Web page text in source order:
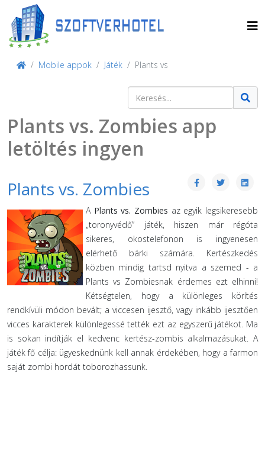
Mobile appok Játék Plants vs
Keresés
Plants vs. Zombies app
letöltés ingyen
Plants vs. Zombies
A Plants vs. Zombies az egyik legsikeresebb
„toronyvédő” játék, hiszen már régóta
sikeres, okostelefonon is ingyenesen
elérhető bárki számára. Kertészkedés
közben mindig tartsd nyitva a szemed - a
Plants vs Zombiesnak érdemes ezt elhinni!
Kétségtelen, hogy a különleges körítés
rendkívüli módon bevált; a viccesen ijesztő, vagy inkább ijesztően
vicces karakterek különlegessé tették ezt az egyszerű játékot. Ma
is sokan indítják el kedvenc kertész-zombis alkalmazásukat. A
játék fő célja: ügyeskednünk kell annak érdekében, hogy a farmon
saját zombi hordát toborozhassunk.